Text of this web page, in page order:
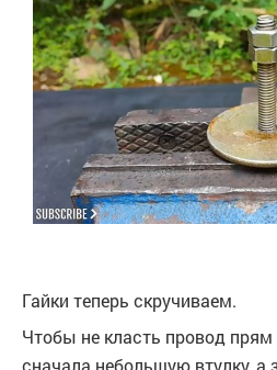
Гайки теперь скручиваем.
Чтобы не класть провод
сначала небольшую втулку, а